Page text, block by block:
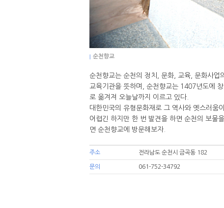
| 순천향교
순천향교는 순천의 정치, 문화, 교육, 문화사업
교육기관을 뜻하며, 순천향교는 1407년도에
로 옮겨져 오늘날까지 이르고 있다.
대한민국의 유형문화재로 그 역사와 옛스러움
어렵긴 하지만 한 번 발견을 하면 순천의 보물
면 순천향교에 방문해보자.
주소 전라남도 순천시 금곡동 182
문의 061-752-34792